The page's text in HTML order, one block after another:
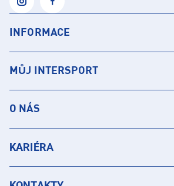
INFORMACE
MŮJ INTERSPORT
O NÁS
KARIÉRA